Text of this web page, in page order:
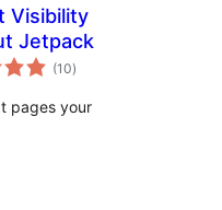
Visibility
Jetpack
(10مجموعی
درجہ
)
pages your